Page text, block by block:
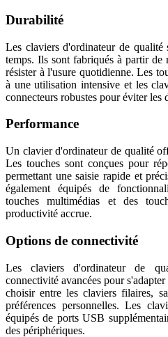
Durabilité
Les claviers d'ordinateur de
temps. Ils sont fabriqués à partir de
résister à l'usure quotidienne. Les
à une utilisation intensive et les
connecteurs robustes pour éviter les
Performance
Un clavier d'ordinateur de qualité
Les touches sont conçues pour
permettant une saisie rapide et
également équipés de
touches multimédias et des
productivité accrue.
Options de connectivité
Les claviers d'ordinateur de
connectivité avancées pour
choisir entre les claviers filaires,
préférences personnelles. Les
équipés de ports USB
des périphériques.